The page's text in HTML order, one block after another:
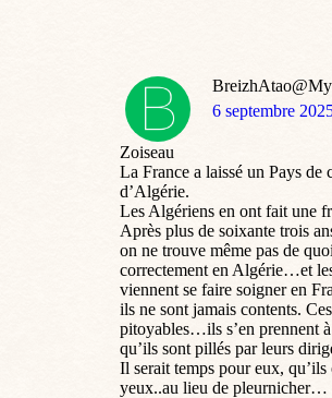
dit
6 septembre
Zoiseau
La France a laissé un Pays de
d’Algérie.
Les Algériens en ont fait une
Après plus de soixante trois
on ne trouve même pas de
correctement en Algérie…et
viennent se faire soigner en
ils ne sont jamais contents.
pitoyables…ils s’en prennent
qu’ils sont pillés par leurs
Il serait temps pour eux, qu’ils
yeux..au lieu de pleurnicher…